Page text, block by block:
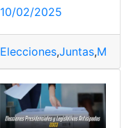
10/02/2025
Elecciones,Juntas,